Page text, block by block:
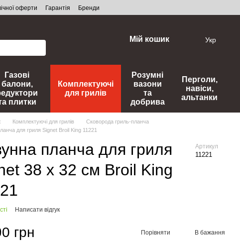
оферти Гарантія Бренди
Мій кошик Укр
Газові
балони,
плитки
Комплектуючі
для грилів
Розумні
вазони
та
добрива
Перголи,
навіси,
альтанки
Комплектуючі для грилів
Сковорода гриль-планча
для гриля Signet Broil King 11221
планча для гриля
38 х 32 см Broil King
Артикул
11221
Написати відгук
грн Порівняти В бажання